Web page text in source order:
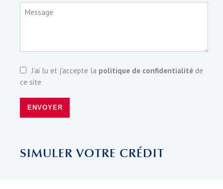
Message
J’ai lu et j'accepte la politique de confidentialité de
ce site
ENVOYER
SIMULER VOTRE CRÉDIT